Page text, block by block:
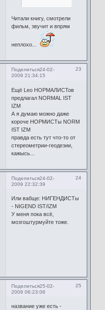
Читали книгу, смотрели
фильм, звучит и впрям
неплохо...
Поделиться 23
24-02-
2009 21:34:15
Ещё Leo НОРМАЛИСТов
предлагал NORMAL IST
IZM
А я думаю можно даже
короче НОРМИСТы NORM
IST IZM
правда есть тут что-то от
стереометрии-геодезии,
кажысь...
Поделиться 24
24-02-
2009 22:32:39
Или вабще: НИГЕНДИСТы
- NIGEND IST/IZM
У меня пока всё,
мозгоштурмуйте тоже.
Поделиться 25
25-02-
2009 06:23:06
название уже есть -